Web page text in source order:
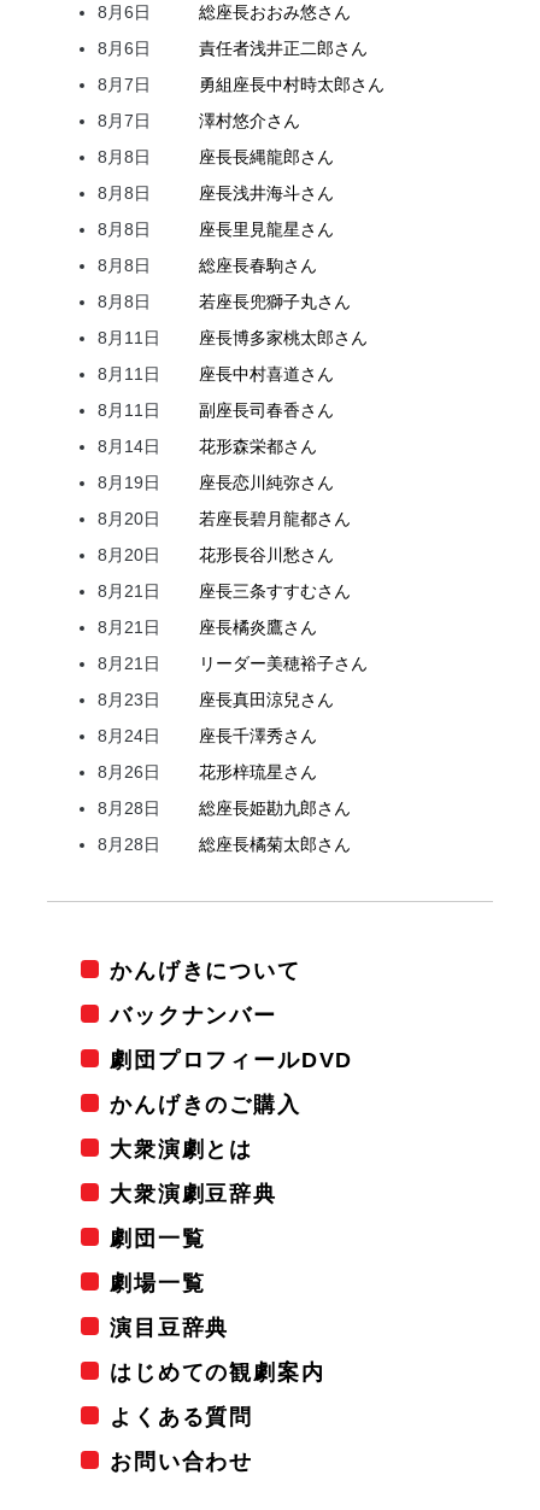
8月6日
総座長おおみ悠さん
8月6日
責任者浅井正二郎さん
8月7日
勇組座長中村時太郎さん
8月7日
澤村悠介さん
8月8日
座長長縄龍郎さん
8月8日
座長浅井海斗さん
8月8日
座長里見龍星さん
8月8日
総座長春駒さん
8月8日
若座長兜獅子丸さん
8月11日
座長博多家桃太郎さん
8月11日
座長中村喜道さん
8月11日
副座長司春香さん
8月14日
花形森栄都さん
8月19日
座長恋川純弥さん
8月20日
若座長碧月龍都さん
8月20日
花形長谷川愁さん
8月21日
座長三条すすむさん
8月21日
座長橘炎鷹さん
8月21日
リーダー美穂裕子さん
8月23日
座長真田涼兒さん
8月24日
座長千澤秀さん
8月26日
花形梓琉星さん
8月28日
総座長姫勘九郎さん
8月28日
総座長橘菊太郎さん
かんげきについて
バックナンバー
劇団プロフィールDVD
かんげきのご購入
大衆演劇とは
大衆演劇豆辞典
劇団一覧
劇場一覧
演目豆辞典
はじめての観劇案内
よくある質問
お問い合わせ